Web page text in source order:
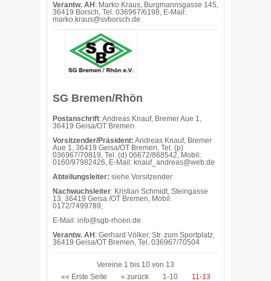
Verantw. AH : Marko Kraus, Burgmannsgasse 145,
36419 Borsch, Tel. 036967/6198, E-Mail:
marko.kraus@svborsch.de
SG Bremen/Rhön
Postanschrift: Andreas Knauf, Bremer Aue 1,
36419 Geisa/OT Bremen
Vorsitzender/Präsident: Andreas Knauf, Bremer
Aue 1, 36419 Geisa/OT Bremen, Tel. (p)
036967/70819, Tel. (d) 06672/868542, Mobil:
0160/97982426, E-Mail: knauf_andreas@web.de
Abteilungsleiter: siehe Vorsitzender
Nachwuchsleiter: Kristian Schmidt, Steingasse
13, 36419 Geisa /OT Bremen, Mobil:
0172/7499789,
E-Mail: info@sgb-rhoen.de
Verantw. AH : Gerhard Völker, Str. zum Sportplatz,
36419 Geisa/OT Bremen, Tel. 036967/70504
Vereine 1 bis 10 von 13
«« Erste Seite
« zurück 1-10
11-13